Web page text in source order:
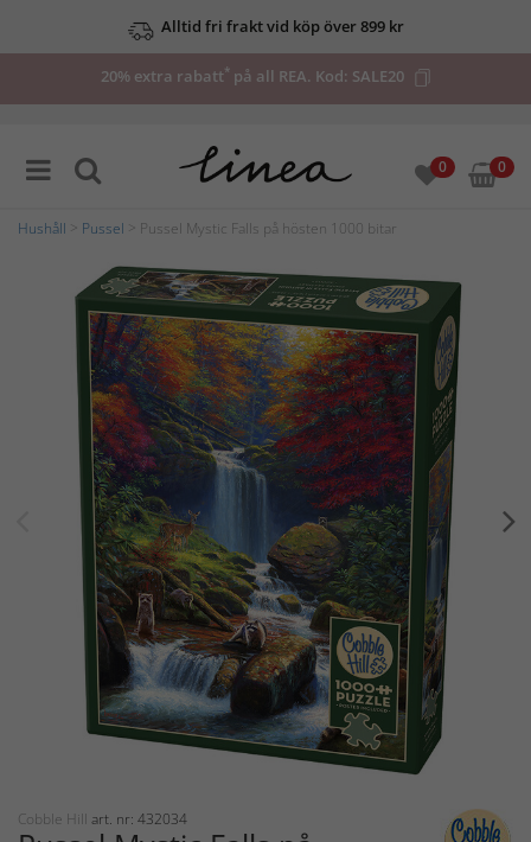
Alltid fri frakt vid köp över 899 kr
20% extra rabatt*på all REA. Kod: SALE20
0 0
Hushåll Pussel > Pussel Mystic Falls på hösten 1000 bitar
Cobble Hill art. nr: 432034